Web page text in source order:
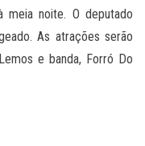
noite. O deputado
As atrações serão
e banda, Forró Do